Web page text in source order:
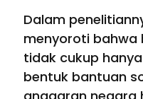
Dalam
menyoroti bahwa
tidak cukup
bentuk bantuan